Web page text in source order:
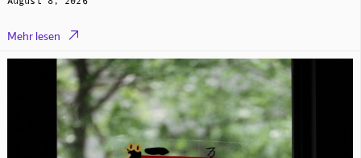
Mehr lesen 